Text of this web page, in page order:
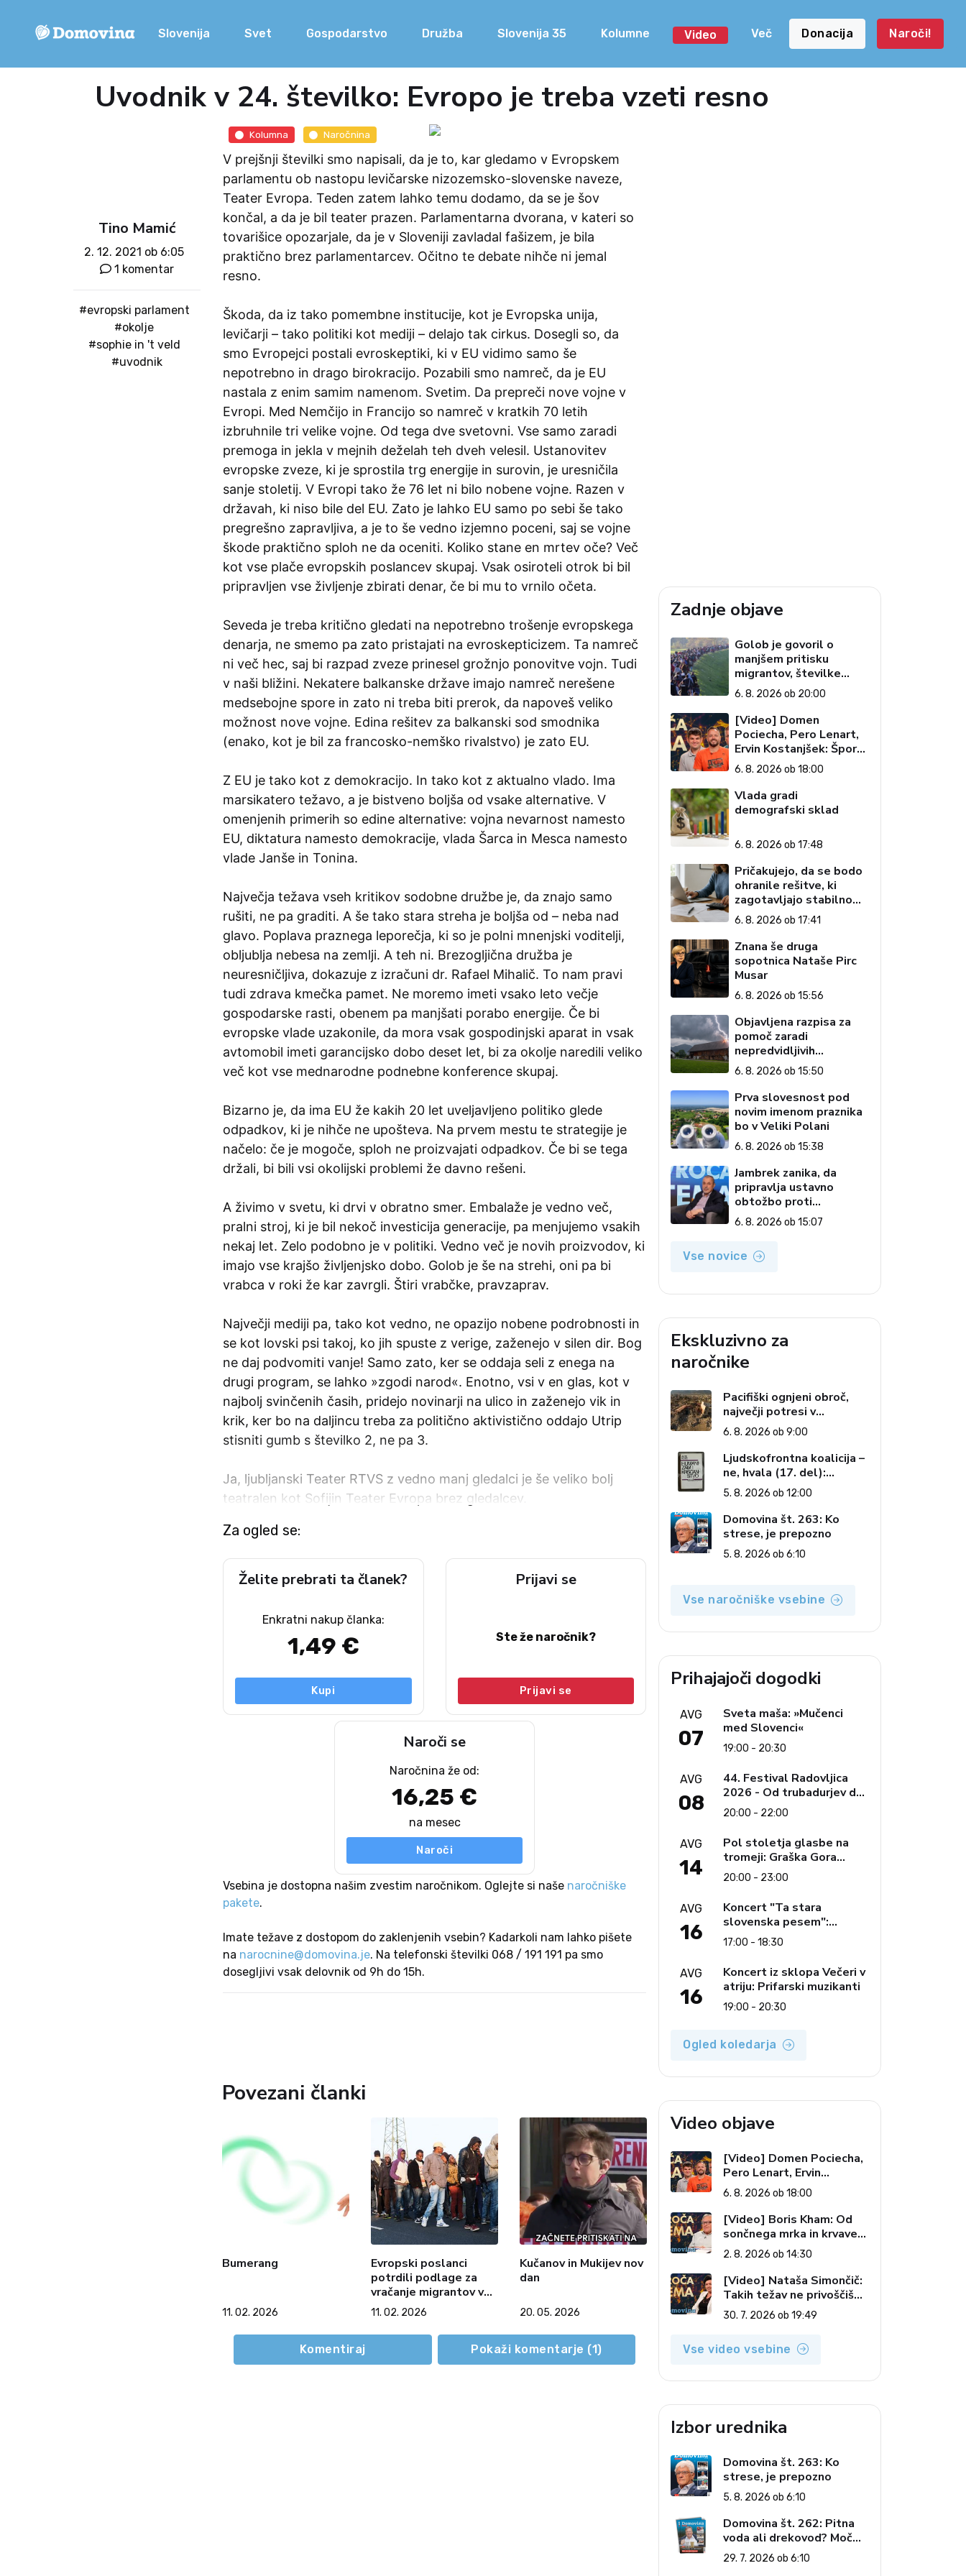
Slovenija Svet Gospodarstvo Družba Slovenija 35 Kolumne Video Več Donacija Naroči!
Uvodnik v 24. številko: Evropo je treba vzeti resno
Tino Mamić
2. 12. 2021 ob 6:05
1 komentar
#evropski parlament
#okolje
#sophie in 't veld
#uvodnik
Kolumna Naročnina
V prejšnji številki smo napisali, da je to, kar gledamo v Evropskem
parlamentu ob nastopu levičarske nizozemsko-slovenske naveze,
Teater Evropa. Teden zatem lahko temu dodamo, da se je šov
končal, a da je bil teater prazen. Parlamentarna dvorana, v kateri so
tovarišice opozarjale, da je v Sloveniji zavladal fašizem, je bila
praktično brez parlamentarcev. Očitno te debate nihče ni jemal
resno.
Škoda, da iz tako pomembne institucije, kot je Evropska unija,
levičarji – tako politiki kot mediji – delajo tak cirkus. Dosegli so, da
smo Evropejci postali evroskeptiki, ki v EU vidimo samo še
nepotrebno in drago birokracijo. Pozabili smo namreč, da je EU
nastala z enim samim namenom. Svetim. Da prepreči nove vojne v
Evropi. Med Nemčijo in Francijo so namreč v kratkih 70 letih
izbruhnile tri velike vojne. Od tega dve svetovni. Vse samo zaradi
premoga in jekla v mejnih deželah teh dveh velesil. Ustanovitev
evropske zveze, ki je sprostila trg energije in surovin, je uresničila
sanje stoletij. V Evropi tako že 76 let ni bilo nobene vojne. Razen v
državah, ki niso bile del EU. Zato je lahko EU samo po sebi še tako
pregrešno zapravljiva, a je to še vedno izjemno poceni, saj se vojne
škode praktično sploh ne da oceniti. Koliko stane en mrtev oče? Več
kot vse plače evropskih poslancev skupaj. Vsak osiroteli otrok bi bil
pripravljen vse življenje zbirati denar, če bi mu to vrnilo očeta.
Seveda je treba kritično gledati na nepotrebno trošenje evropskega
denarja, ne smemo pa zato pristajati na evroskepticizem. Ta namreč
ni več hec, saj bi razpad zveze prinesel grožnjo ponovitve vojn. Tudi
v naši bližini. Nekatere balkanske države imajo namreč nerešene
medsebojne spore in zato ni treba biti prerok, da napoveš veliko
možnost nove vojne. Edina rešitev za balkanski sod smodnika
(enako, kot je bil za francosko-nemško rivalstvo) je zato EU.
Z EU je tako kot z demokracijo. In tako kot z aktualno vlado. Ima
marsikatero težavo, a je bistveno boljša od vsake alternative. V
omenjenih primerih so edine alternative: vojna nevarnost namesto
EU, diktatura namesto demokracije, vlada Šarca in Mesca namesto
vlade Janše in Tonina.
Največja težava vseh kritikov sodobne družbe je, da znajo samo
rušiti, ne pa graditi. A še tako stara streha je boljša od – neba nad
glavo. Poplava praznega leporečja, ki so je polni mnenjski voditelji,
obljublja nebesa na zemlji. A teh ni. Brezogljična družba je
neuresničljiva, dokazuje z izračuni dr. Rafael Mihalič. To nam pravi
tudi zdrava kmečka pamet. Ne moremo imeti vsako leto večje
gospodarske rasti, obenem pa manjšati porabo energije. Če bi
evropske vlade uzakonile, da mora vsak gospodinjski aparat in vsak
avtomobil imeti garancijsko dobo deset let, bi za okolje naredili veliko
več kot vse mednarodne podnebne konference skupaj.
Bizarno je, da ima EU že kakih 20 let uveljavljeno politiko glede
odpadkov, ki je nihče ne upošteva. Na prvem mestu te strategije je
načelo: če je mogoče, sploh ne proizvajati odpadkov. Če bi se tega
držali, bi bili vsi okolijski problemi že davno rešeni.
A živimo v svetu, ki drvi v obratno smer. Embalaže je vedno več,
pralni stroj, ki je bil nekoč investicija generacije, pa menjujemo vsakih
nekaj let. Zelo podobno je v politiki. Vedno več je novih proizvodov, ki
imajo vse krajšo življenjsko dobo. Golob je še na strehi, oni pa bi
vrabca v roki že kar zavrgli. Štiri vrabčke, pravzaprav.
Največji mediji pa, tako kot vedno, ne opazijo nobene podrobnosti in
se kot lovski psi takoj, ko jih spuste z verige, zaženejo v silen dir. Bog
ne daj podvomiti vanje! Samo zato, ker se oddaja seli z enega na
drugi program, se lahko »zgodi narod«. Enotno, vsi v en glas, kot v
najbolj svinčenih časih, pridejo novinarji na ulico in zaženejo vik in
krik, ker bo na daljincu treba za politično aktivistično oddajo Utrip
stisniti gumb s številko 2, ne pa 3.
Ja, ljubljanski Teater RTVS z vedno manj gledalci je še veliko bolj
teatralen kot Sofijin Teater Evropa brez gledalcev.
Za ogled se:
Želite prebrati ta članek?
Enkratni nakup članka:
1,49 €
Kupi
Prijavi se
Ste že naročnik?
Prijavi se
Naroči se
Naročnina že od:
16,25 €
na mesec
Naroči
Vsebina je dostopna našim zvestim naročnikom. Oglejte si naše naročniške
pakete.
Imate težave z dostopom do zaklenjenih vsebin? Kadarkoli nam lahko pišete
na narocnine@domovina.je. Na telefonski številki 068 / 191 191 pa smo
dosegljivi vsak delovnik od 9h do 15h.
Povezani članki
Bumerang
11. 02. 2026
Evropski poslanci
potrdili podlage za
vračanje migrantov v
varne tretje države
11. 02. 2026
Kučanov in Mukijev nov
dan
20. 05. 2026
Komentiraj Pokaži komentarje (1)
Zadnje objave
Golob je govoril o
manjšem pritisku
migrantov, številke
govorijo drugače
6. 8. 2026 ob 20:00
[Video] Domen
Pociecha, Pero Lenart,
Ervin Kostanjšek: Šport
specialcev (Vroča tema,
6. 8. 2026)
6. 8. 2026 ob 18:00
Vlada gradi
demografski sklad
6. 8. 2026 ob 17:48
Pričakujejo, da se bodo
ohranile rešitve, ki
zagotavljajo stabilno
davčno okolje
6. 8. 2026 ob 17:41
Znana še druga
sopotnica Nataše Pirc
Musar
6. 8. 2026 ob 15:56
Objavljena razpisa za
pomoč zaradi
nepredvidljivih
dogodkov na kmetiji
6. 8. 2026 ob 15:50
Prva slovesnost pod
novim imenom praznika
bo v Veliki Polani
6. 8. 2026 ob 15:38
Jambrek zanika, da
pripravlja ustavno
obtožbo proti
predsednici: To je
popolnoma neresnična
6. 8. 2026 ob 15:07
Vse novice
Ekskluzivno za
naročnike
Pacifiški ognjeni obroč,
največji potresi v
zgodovini in cena pozabe
6. 8. 2026 ob 9:00
Ljudskofrontna koalicija –
ne, hvala (17. del):
Priprave na sestop z
oblasti – dvorska
opozicija 6: Gramsci na
delu: Revija 2000 in
revolucionarna izvotlitev
krščanstva
5. 8. 2026 ob 12:00
Domovina št. 263: Ko
strese, je prepozno
5. 8. 2026 ob 6:10
Vse naročniške vsebine
Prihajajoči dogodki
AVG
07
Sveta maša: »Mučenci
med Slovenci«
19:00 - 20:30
AVG
08
44. Festival Radovljica
2026 - Od trubadurjev do
Brahmsa
20:00 - 22:00
AVG
14
Pol stoletja glasbe na
tromeji: Graška Gora
obeležuje 50. jubilejni
festival narodno-zabavne
glasbe
20:00 - 23:00
AVG
16
Koncert "Ta stara
slovenska pesem":
Ljudski pevci Jezerci
17:00 - 18:30
AVG
16
Koncert iz sklopa Večeri v
atriju: Prifarski muzikanti
19:00 - 20:30
Ogled koledarja
Video objave
[Video] Domen Pociecha,
Pero Lenart, Ervin
Kostanjšek: Šport
specialcev (Vroča tema, 6.
8. 2026)
6. 8. 2026 ob 18:00
[Video] Boris Kham: Od
sončnega mrka in krvave
lune do slovenskih
pečatov v vesolju (Vroča
tema, 2. 8. 2026)
2. 8. 2026 ob 14:30
[Video] Nataša Simončič:
Takih težav ne privoščiš
nikomur (Vroča tema, 30.
7. 2026)
30. 7. 2026 ob 19:49
Vse video vsebine
Izbor urednika
Domovina št. 263: Ko
strese, je prepozno
5. 8. 2026 ob 6:10
Domovina št. 262: Pitna
voda ali drekovod? Moč
omrežja interesov
29. 7. 2026 ob 6:10